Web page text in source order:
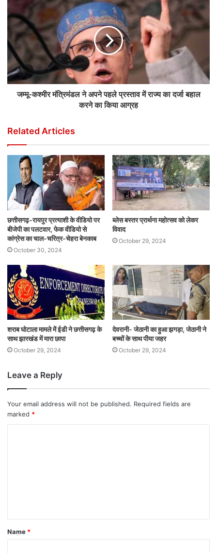
जम्मू-कश्मीर मंत्रिमंडल ने अपने पहले प्रस्ताव में राज्य का दर्जा बहाल
करने का किया आग्रह
Related Articles
छत्तीसगढ़-रायपुर प्रत्याशी के वीडियो पर
बीजेपी का पलटवार, फेक वीडियो से
कांग्रेस का चाल-चरित्र-चेहरा बेनकाब
October 30, 2024
ब्लेस बस्तर प्रार्थना महोत्सव को लेकर
विवाद
October 29, 2024
शराब घोटाला मामले में ईडी ने छत्तीसगढ़ के
साथ झारखंड में मारा छापा
October 29, 2024
देवरानी- जेठानी का हुआ झगड़ा, जेठानी ने
बच्चों के साथ पीया जहर
October 29, 2024
Leave a Reply
Your email address will not be published. Required fields are
marked *
Name *